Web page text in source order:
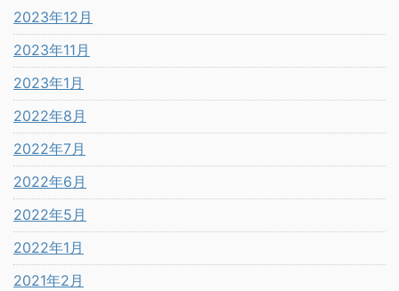
2023年12月
2023年11月
2023年1月
2022年8月
2022年7月
2022年6月
2022年5月
2022年1月
2021年2月